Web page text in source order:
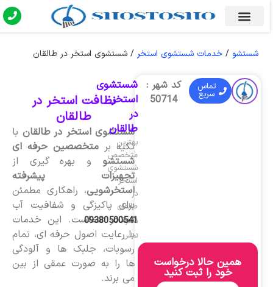
شستشو/ خدمات شستشوی استخر/ شستشوی استخر در طالقان
نظافت استخر در
طالقان
شستشوی استخر در طالقانبا
تکیه بر متخصصین حرفه ای
شستشوو بهره گیری از
تجهیزات پیشرفته
استخرشویی، راهکاری مطمئن
برای پاکیزگی و شفافیت آب
استخر شماست. این خدمات
با رعایت اصول حرفه ای، تمام
رسوبات، جلبک ها و آلودگی
ها را به صورت عمقی از بین
می برند.
تماس
سریع
کد شهر :
50714
شستشوی
استخر
در
طالقان
بهترین
متخصص
شستشوی
استخر
در
طالقان
شماره
تماس
09380500541
همین حالا درخواست
خود را ثبت کنید